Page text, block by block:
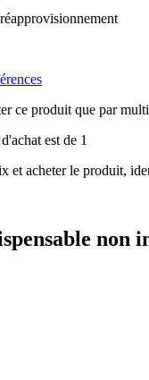
ce produit que par
est de 1
et acheter le produit,
non